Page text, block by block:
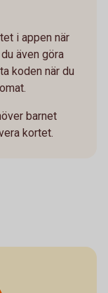
i appen när
även göra
koden när du
barnet
kortet.